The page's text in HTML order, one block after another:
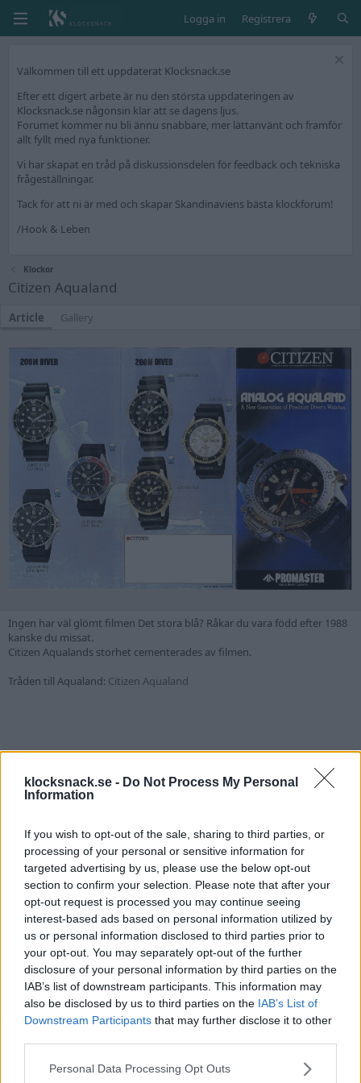
klocksnack.se - Do Not Process My Personal
Information
If you wish to opt-out of the sale, sharing to third parties, or
processing of your personal or sensitive information for
targeted advertising by us, please use the below opt-out
section to confirm your selection. Please note that after your
opt-out request is processed you may continue seeing
interest-based ads based on personal information utilized by
us or personal information disclosed to third parties prior to
your opt-out. You may separately opt-out of the further
disclosure of your personal information by third parties on the
IAB’s list of downstream participants. This information may
also be disclosed by us to third parties on the IAB’s List of
Downstream Participants that may further disclose it to other
Please note that this website/app uses one or more Google
Personal Data Processing Opt Outs
Logga in Registrera
Välkommen till ett uppdaterat Klocksnack.se
Efter ett digert arbete är nu den största uppdateringen av
Klocksnack.se någonsin klar att se dagens ljus.
Forumet kommer nu bli ännu snabbare, mer lättanvänt och framför
allt fyllt med nya funktioner.
Vi har skapat en tråd på diskussionsdelen för feedback och tekniska
frågeställningar.
Tack för att ni är med och skapar Skandinaviens bästa klockforum!
/Hook & Leben
Klockor
Citizen Aqualand
Article Gallery
Ingen har väl glömt filmen Det stora blå? Råkar du vara född efter 1988
kanske du missat.
Citizen Aqualands storhet cementerades av filmen.
Tråden till Aqualand: Citizen Aqualand
Zebbe ,-mek-,Roger.SWEand 6 others
Who read this article
Rosvall
Total users who read this article 1